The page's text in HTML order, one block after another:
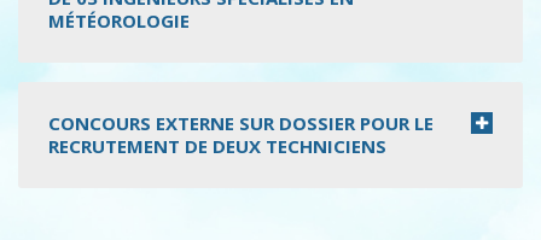
MÉTÉOROLOGIE
CONCOURS EXTERNE SUR DOSSIER POUR LE
RECRUTEMENT DE DEUX TECHNICIENS